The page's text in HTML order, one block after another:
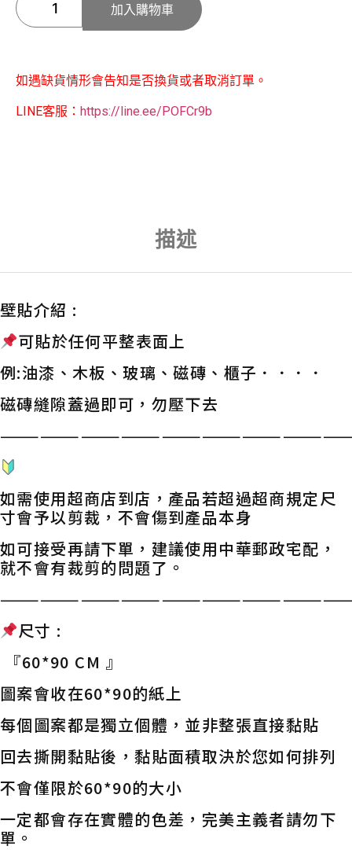
加入購物車
如遇缺貨情形會告知是否換貨或者取消訂單。
LINE客服： https://line.ee/POFCr9b
描述
壁貼介紹 :
可貼於任何平整表面上
例:油漆、木板、玻璃、磁磚、櫃子．．．．
磁磚縫隙蓋過即可，勿壓下去
如需使用超商店到店，產品若超過超商規定尺
寸會予以剪裁，不會傷到產品本身
如可接受再請下單，建議使用中華郵政宅配，
就不會有裁剪的問題了。
尺寸 :
『60*90 CM 』
圖案會收在60*90的紙上
每個圖案都是獨立個體，並非整張直接黏貼
回去撕開黏貼後，黏貼面積取決於您如何排列
不會僅限於60*90的大小
一定都會存在實體的色差，完美主義者請勿下
單。